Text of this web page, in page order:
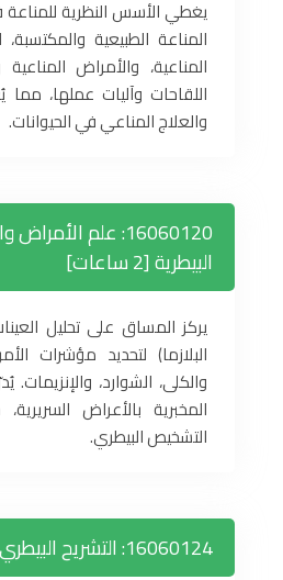
يغطي الأسس النظرية للمناعة
المناعة الطبيعية والمكتسبة،
المناعية، والأمراض
اللقاحات وآليات عملها،
والعلاج المناعي في الحيوانات.
16060120: علم
البيطرية [2 ساعات]
يركز المساق على تحليل
البلازما) لتحديد مؤشرات
والكلى، الشوارد، والإنزيمات.
المخبرية بالأعراض
التشخيص البيطري.
16060124: التشريح البيطري (1) [3 ساعات]